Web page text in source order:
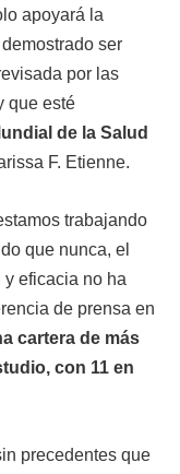
apoyará la
ser
por las
que esté
de la Salud
F. Etienne.
trabajando
que nunca, el
eficacia no ha
de prensa en
cartera de más
con 11 en
precedentes que